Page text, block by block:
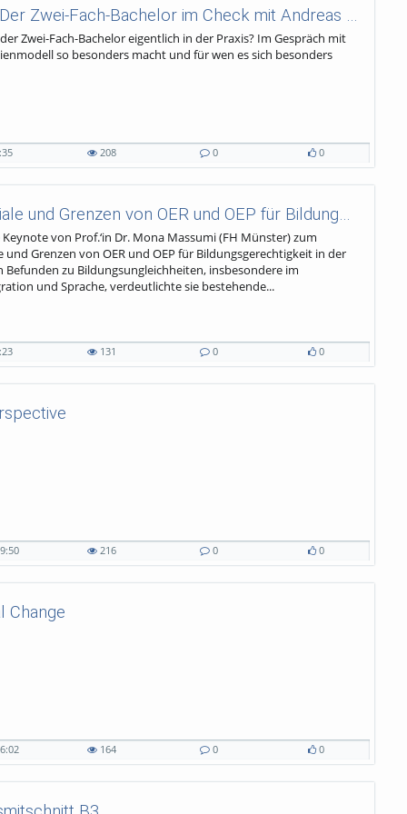
Zwei Fliegen mit einer Klappe? Der Zwei-Fach-Bachelor im Check mit Andreas Fröger
Zwei-Fach-Bachelor eigentlich in der Praxis? Im Gespräch mit
so besonders macht und für wen es sich besonders
208
0
0
Offen, gerecht, inklusiv? Potenziale und Grenzen von OER und OEP für Bildungsgerechtigkeit in der Grundschule
von Prof.‘in Dr. Mona Massumi (FH Münster) zum
Grenzen von OER und OEP für Bildungsgerechtigkeit in der
zu Bildungsungleichheiten, insbesondere im
und Sprache, verdeutlichte sie bestehende...
131
0
0
216
0
0
Change
164
0
0